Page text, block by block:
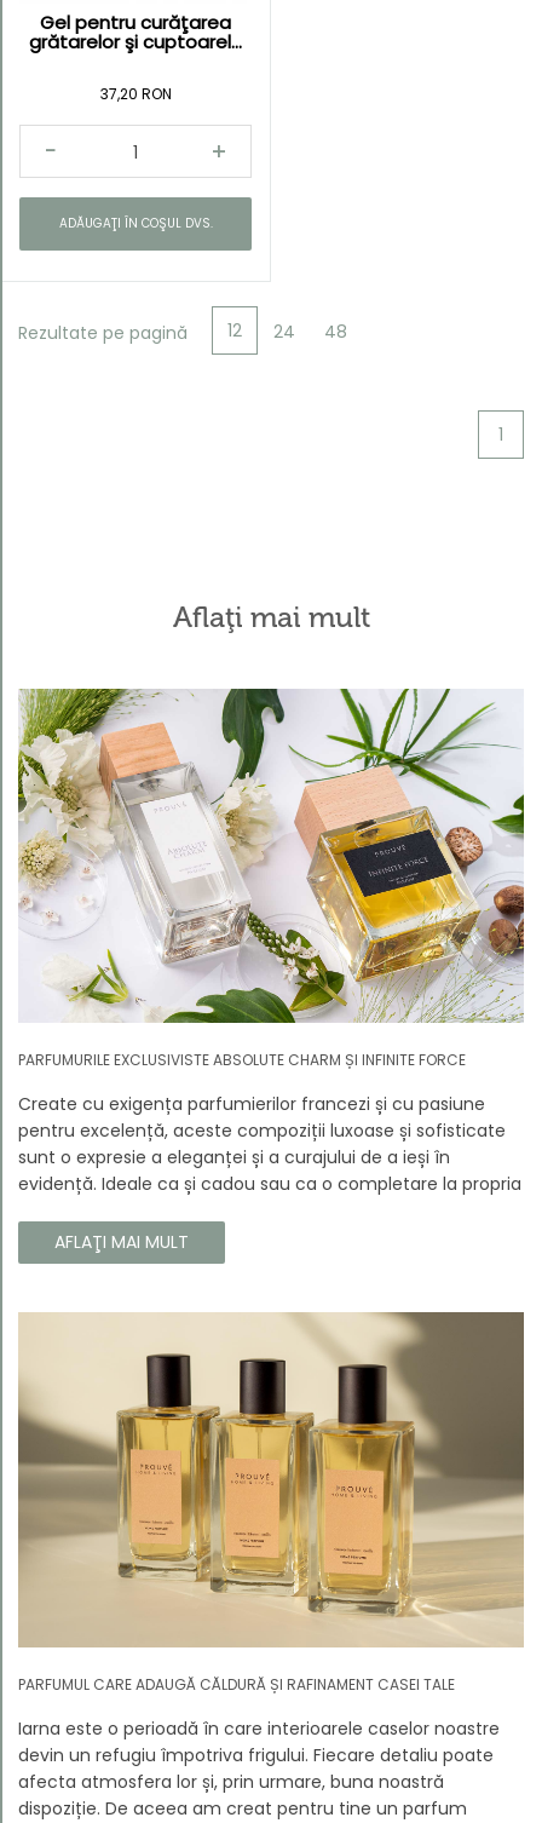
Gel pentru curăţarea
grătarelor şi cuptoarel...
37,20 RON
ADĂUGAŢI ÎN COŞUL DVS.
Rezultate pe pagină 12 24 48
1
Aflaţi mai mult
PARFUMURILE EXCLUSIVISTE ABSOLUTE CHARM ȘI INFINITE FORCE
Create cu exigența parfumierilor francezi și cu pasiune
pentru excelență, aceste compoziții luxoase și sofisticate
sunt o expresie a eleganței și a curajului de a ieși în
evidență. Ideale ca și cadou sau ca o completare la propria
să atragă atenția și să emane un caracter unic și puternic.
AFLAŢI MAI MULT
PARFUMUL CARE ADAUGĂ CĂLDURĂ ȘI RAFINAMENT CASEI TALE
Iarna este o perioadă în care interioarele caselor noastre
devin un refugiu împotriva frigului. Fiecare detaliu poate
afecta atmosfera lor și, prin urmare, buna noastră
dispoziție. De aceea am creat pentru tine un parfum